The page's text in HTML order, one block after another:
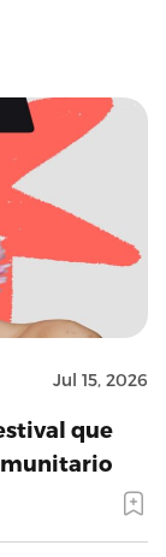
Jul 15, 2026
que